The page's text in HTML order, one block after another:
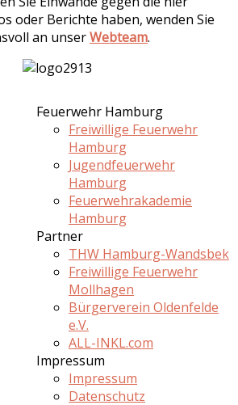
oder Berichte haben, wenden Sie
an unserWebteam.
Feuerwehr Hamburg
Freiwillige Feuerwehr
Hamburg
Jugendfeuerwehr
Hamburg
Feuerwehrakademie
Hamburg
Partner
THW Hamburg-Wandsbek
Freiwillige Feuerwehr
Mollhagen
Bürgerverein Oldenfelde
e.V.
ALL-INKL.com
Impressum
Impressum
Datenschutz